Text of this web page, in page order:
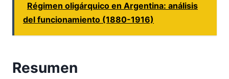
Régimen oligárquico en Argentina: análisis
del funcionamiento (1880-1916)
Resumen